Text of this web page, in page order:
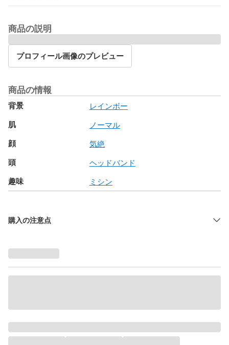
商品の説明
プロフィール画像のプレビュー
商品の情報
背景 レインボー
肌 ノーマル
顔 気絶
頭 ヘッドバンド
趣味 ミシン
購入の注意点